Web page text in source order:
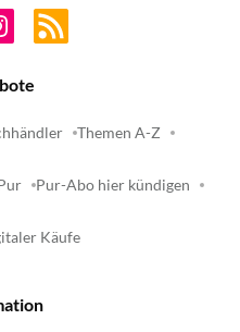
Themen A-Z
Pur-Abo hier kündigen
Käufe